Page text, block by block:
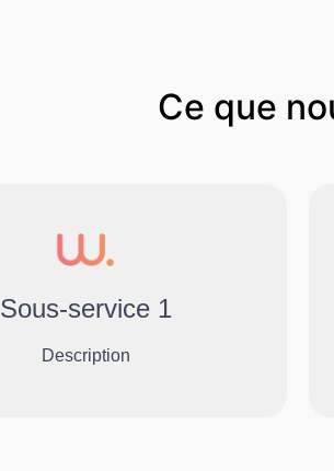
Ce que
Sous-service 1
Description